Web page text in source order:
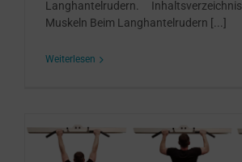
Langhantelrudern.
Muskeln Beim Langhantelrudern [...]
Weiterlesen